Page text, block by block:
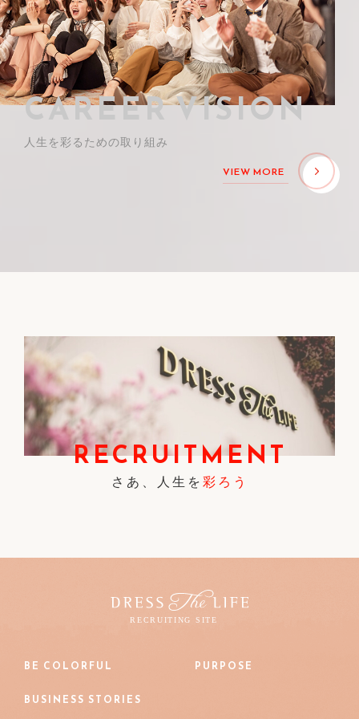
CAREER VISION
人生を彩るための取り組み
VIEW MORE
RECRUITMENT
さあ、人生を 彩ろう
BE COLORFUL PURPOSE
BUSINESS STORIES